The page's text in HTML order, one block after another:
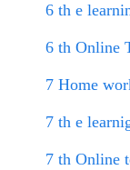
6 th e
6 th Online
7 Home
7 th e
7 th Online